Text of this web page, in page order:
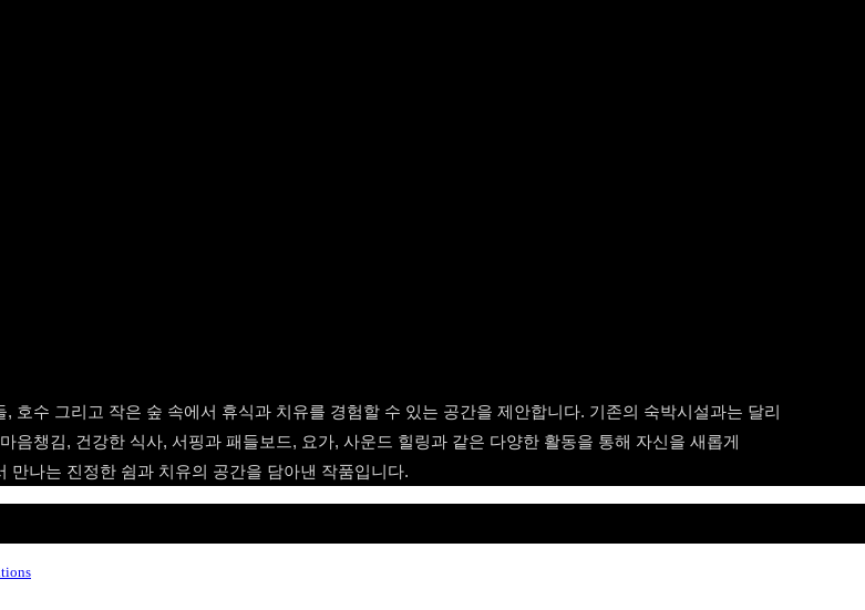
호수 그리고 작은 숲 속에서 휴식과 치유를 경험할 수 있는 공간을 제안합니다. 기존의 숙박시설과는 달리
음챙김, 건강한 식사, 서핑과 패들보드, 요가, 사운드 힐링과 같은 다양한 활동을 통해 자신을 새롭게
나는 진정한 쉼과 치유의 공간을 담아낸 작품입니다.